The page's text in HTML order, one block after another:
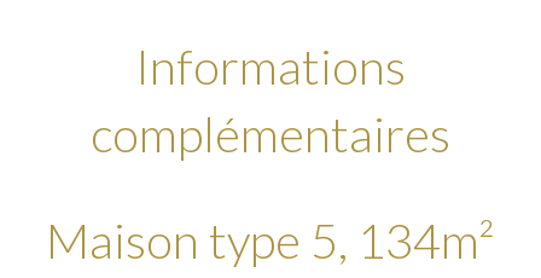
Informations
complémentaires
Maison type 5, 134m²